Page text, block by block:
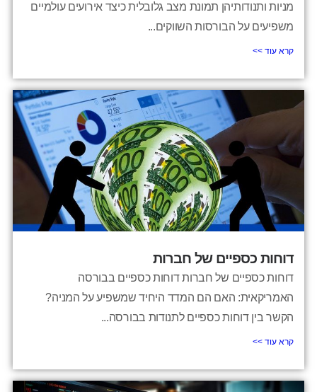
מניות ותנודותיהן תמונת מצב גלובלית כיצד אירועים עולמיים
משפיעים על הבורסות השווקים...
קרא עוד >>
דוחות כספיים של חברות
דוחות כספיים של חברות דוחות כספיים בבורסה
האמריקאית: האם הם המדד היחיד שמשפיע על המניה?
הקשר בין דוחות כספיים לתנודות בבורסה...
קרא עוד >>